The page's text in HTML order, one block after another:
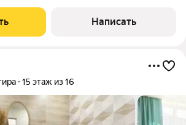
закат в спальне. Приятные коммунальные
Написать
15 этаж из 16